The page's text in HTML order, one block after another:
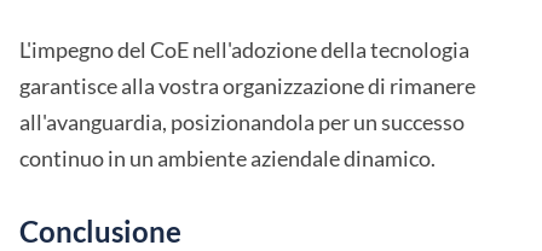
L'impegno del CoE nell'adozione della tecnologia
garantisce alla vostra organizzazione di rimanere
all'avanguardia, posizionandola per un successo
continuo in un ambiente aziendale dinamico.
Conclusione